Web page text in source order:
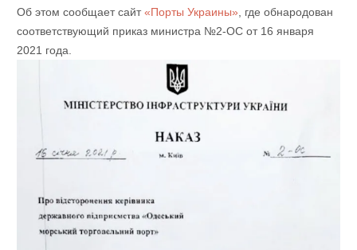
Об этом сообщает сайт«Порты Украины», где обнародован
соответствующий приказ министра №2-ОС от 16 января
2021 года.